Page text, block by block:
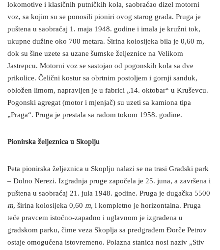
lokomotive i klasičnih putničkih kola, saobraćao dizel motorni
voz, sa kojim su se ponosili pioniri ovog starog grada. Pruga je
puštena u saobraćaj 1. maja 1948. godine i imala je kružni tok,
ukupne dužine oko 700 metara. Širina kolosijeka bila je 0,60 m,
dok su šine uzete sa uzane šumske željeznice na Velikom
Jastrepcu. Motorni voz se sastojao od pogonskih kola sa dve
prikolice. Čelični kostur sa obrtnim postoljem i gornji sanduk,
obložen limom, napravljen je u fabrici „14. oktobar“ u Kruševcu.
Pogonski agregat (motor i mjenjač) su uzeti sa kamiona tipa
„Praga“. Pruga je prestala sa radom tokom 1958. godine.
Pionirska željeznica u Skoplju
Peta pionirska željeznica u Skoplju nalazi se na trasi Gradski park
– Dolno Nerezi. Izgradnja pruge započela je 25. juna, a završena i
puštena u saobraćaj 21. jula 1948. godine. Pruga je dugačka 5500
m, širina kolosijeka 0,60 m, i kompletno je horizontalna. Pruga
teče pravcem istočno-zapadno i uglavnom je izgrađena u
gradskom parku, čime veza Skoplja sa predgrađem Đorče Petrov
ostaje omogućena istovremeno. Polazna stanica nosi naziv „Stiv